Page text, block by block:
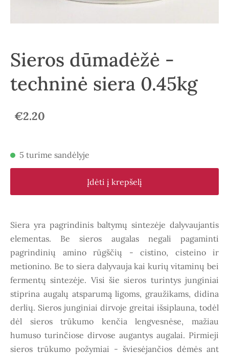
Sieros dūmadėžė -
techninė siera 0.45kg
€2.20
5 turime sandėlyje
Įdėti į krepšelį
Siera yra pagrindinis baltymų sintezėje dalyvaujantis
elementas. Be sieros augalas negali pagaminti
pagrindinių amino rūgščių - cistino, cisteino ir
metionino. Be to siera dalyvauja kai kurių vitaminų bei
fermentų sintezėje. Visi šie sieros turintys junginiai
stiprina augalų atsparumą ligoms, graužikams, didina
derlių. Sieros junginiai dirvoje greitai išsiplauna, todėl
dėl sieros trūkumo kenčia lengvesnėse, mažiau
humuso turinčiose dirvose augantys augalai. Pirmieji
sieros trūkumo požymiai - šviesėjančios dėmės ant